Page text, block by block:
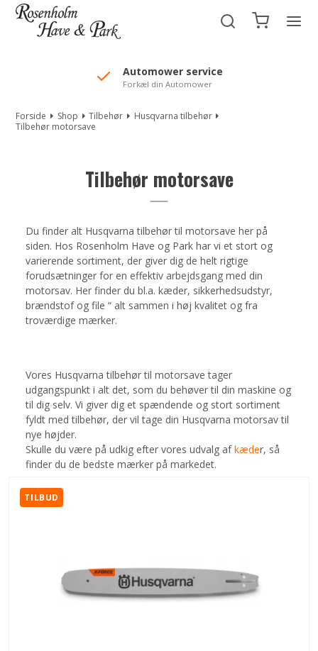
//Mailchimp autofill selected "Pakke"
Automower service
Forkæl din Automower
Forside Shop Tilbehør
Husqvarna tilbehør
Tilbehør motorsave
Tilbehør motorsave
Du finder alt Husqvarna tilbehør til motorsave her på
siden. Hos Rosenholm Have og Park har vi et stort og
varierende sortiment, der giver dig de helt rigtige
forudsætninger for en effektiv arbejdsgang med din
motorsav. Her finder du bl.a. kæder, sikkerhedsudstyr,
brændstof og file “ alt sammen i høj kvalitet og fra
troværdige mærker.
Vores Husqvarna tilbehør til motorsave tager
udgangspunkt i alt det, som du behøver til din maskine og
til dig selv. Vi giver dig et spændende og stort sortiment
fyldt med tilbehør, der vil tage din Husqvarna motorsav til
nye højder.
Skulle du være på udkig efter vores udvalg afkæder, så
finder du de bedste mærker på markedet.
TILBUD